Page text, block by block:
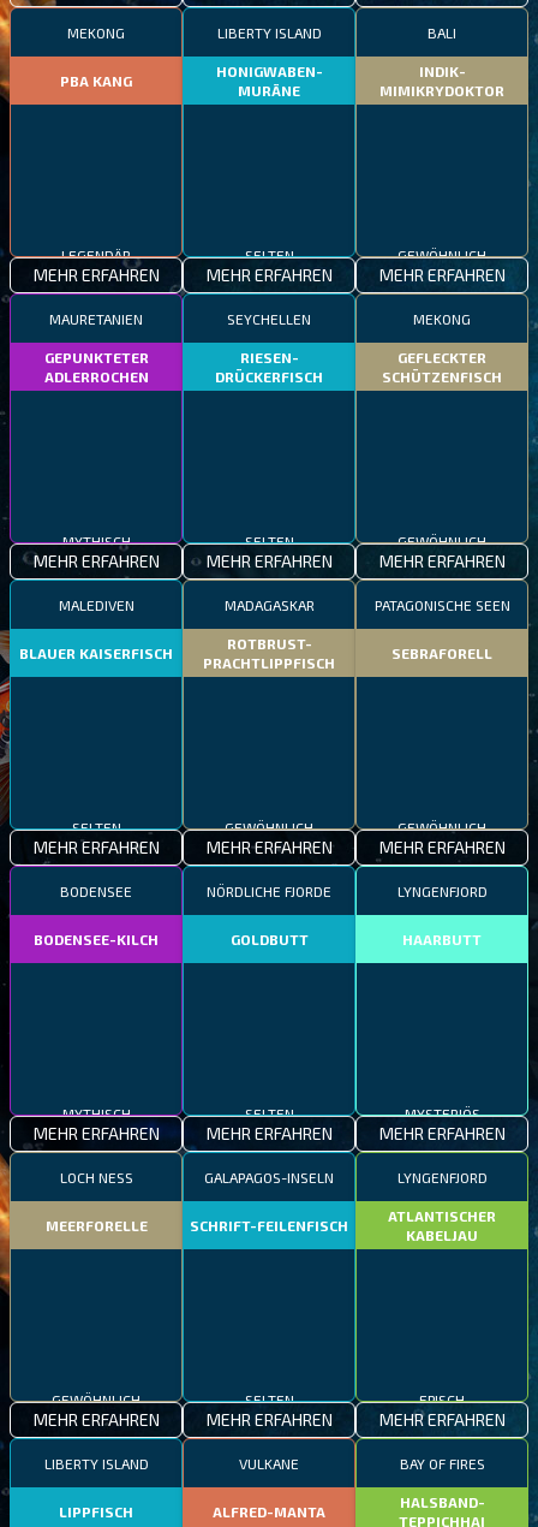
MEKONG
PBA KANG
MEHR ERFAHREN
LIBERTY ISLAND
HONIGWABEN-
MURÄNE
MEHR ERFAHREN
BALI
INDIK-
MIMIKRYDOKTOR
MEHR ERFAHREN
MAURETANIEN
GEPUNKTETER
ADLERROCHEN
MEHR ERFAHREN
SEYCHELLEN
RIESEN-
DRÜCKERFISCH
MEHR ERFAHREN
MEKONG
GEFLECKTER
SCHÜTZENFISCH
MEHR ERFAHREN
MALEDIVEN
BLAUER KAISERFISCH
MEHR ERFAHREN
MADAGASKAR
ROTBRUST-
PRACHTLIPPFISCH
MEHR ERFAHREN
PATAGONISCHE SEEN
SEBRAFORELL
MEHR ERFAHREN
BODENSEE
BODENSEE-KILCH
MEHR ERFAHREN
NÖRDLICHE FJORDE
GOLDBUTT
MEHR ERFAHREN
LYNGENFJORD
HAARBUTT
MEHR ERFAHREN
LOCH NESS
MEERFORELLE
MEHR ERFAHREN
GALAPAGOS-INSELN
SCHRIFT-FEILENFISCH
MEHR ERFAHREN
LYNGENFJORD
ATLANTISCHER
KABELJAU
MEHR ERFAHREN
LIBERTY ISLAND
LIPPFISCH
VULKANE
ALFRED-MANTA
BAY OF FIRES
HALSBAND-
TEPPICHHAI